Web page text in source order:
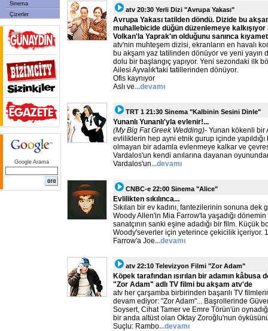
Sinema
Çizerler
Google Arama
atv 20:30 Yerli Dizi "Avrupa Yakası"
Avrupa Yakası tatilden döndü. Dizide bu
muhallebicide düğün düzenlemeye
Volkan'la Yaprak'ın olduğunu sanınca
atv'nin muhteşem dizisi, ekranların en havalı
bu akşam yaz tatilinden dönüyor ve yeni yayın
dolu bir başlangıç yapıyor. Yeni sezondaki ilk
Ailesi Ayvalık'taki tatillerinden dönüyor.
Ofis kaynıyor
Aslı ve...devamı
TRT 1 21:30 Sinema "Kalbinin Sesini Dinle"
Yunanlı Yunanlı'yla evlenir!...
(My Big Fat Greek Wedding)- Yunan kökenli bir
evliliklerin hep ayni etnik gurup içinde
olmayan bir adamla evlenmeye kalkar ve
Vardalos'un kendi anılarına dayanan
Vardalos'un...devamı
CNBC-e 22:00 Sinema "Alice"
Evlilikten sıkılınca...
Sıkılan bir ev kadını, fantezilerinin sonuna dek
Woody Allen'in Mia Farrow'la yaşadığı
sanatçının sanki eşine adadığı bir film. Küçük
Woody'severler için yeterince çekicilik içeriyor.
Farrow'a Joe...devamı
atv 22:10 Televizyon Filmi "Zor Adam"
Köpek tarafından ısırılan bir adamın kâbusa
"Zor Adam" adlı TV filmi bu akşam atv'de
atv her çarşamba birbirinden başarılı TV
devam ediyor: "Zor Adam"... Başrollerinde
Soysert, Cihat Tamer ve Emre Törün'ün
bir anda altüst olan Oktay Zoroğlu'nun
Suçlu: Rambo...devamı